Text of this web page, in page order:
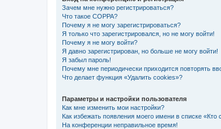
Зачем мне нужно регистрироваться?
Что такое COPPA?
Почему я не могу зарегистрироваться?
Я только что зарегистрировался, но не могу войти!
Почему я не могу войти?
Я давно зарегистрирован, но больше не могу войти!
Я забыл пароль!
Почему мне периодически приходится повторять
Что делает функция «Удалить cookies»?
Параметры и настройки пользователя
Как мне изменить мои настройки?
Как избежать появления моего имени в списке
На конференции неправильное время!